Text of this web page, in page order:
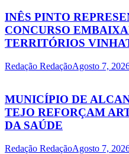
INÊS PINTO
CONCURSO
TERRITÓRIOS
Redação RedaçãoAgosto 7,
MUNICÍPIO DE
TEJO REFORÇAM
DA SAÚDE
Redação RedaçãoAgosto 7,